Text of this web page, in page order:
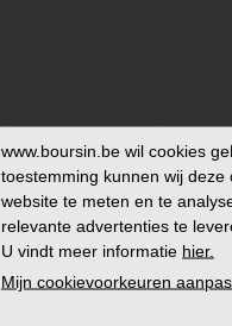
www.boursin.be wil cookies
toestemming kunnen wij
website te meten en te
relevante advertenties te
U vindt meer informatie hier.
Mijn cookievoorkeuren